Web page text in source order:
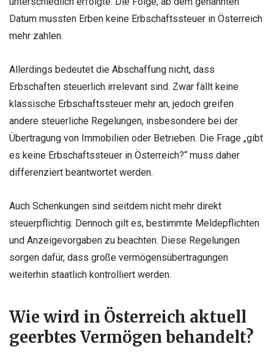
Datum mussten Erben keine Erbschaftssteuer in Österreich
mehr zahlen.
Allerdings bedeutet die Abschaffung nicht, dass
Erbschaften steuerlich irrelevant sind. Zwar fällt keine
klassische Erbschaftssteuer mehr an, jedoch greifen
andere steuerliche Regelungen, insbesondere bei der
Übertragung von Immobilien oder Betrieben. Die Frage „gibt
es keine Erbschaftssteuer in Österreich?“ muss daher
differenziert beantwortet werden.
Auch Schenkungen sind seitdem nicht mehr direkt
steuerpflichtig. Dennoch gilt es, bestimmte Meldepflichten
und Anzeigevorgaben zu beachten. Diese Regelungen
sorgen dafür, dass große vermögensübertragungen
weiterhin staatlich kontrolliert werden.
Wie wird in Österreich aktuell
geerbtes Vermögen behandelt?